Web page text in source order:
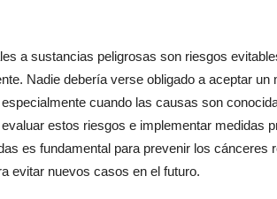
a sustancias peligrosas son riesgos
Nadie debería verse obligado a aceptar
cuando las causas son
estos riesgos e implementar medidas
es fundamental para prevenir los cánceres
evitar nuevos casos en el futuro.